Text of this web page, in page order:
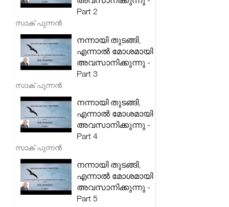
Part 2
സാക് പുന്നൻ
നന്നായി തുടങ്ങി,
എന്നാൽ മോശമായി
അവസാനിക്കുന്നു -
Part 3
സാക് പുന്നൻ
നന്നായി തുടങ്ങി,
എന്നാൽ മോശമായി
അവസാനിക്കുന്നു -
Part 4
സാക് പുന്നൻ
നന്നായി തുടങ്ങി,
എന്നാൽ മോശമായി
അവസാനിക്കുന്നു -
Part 5